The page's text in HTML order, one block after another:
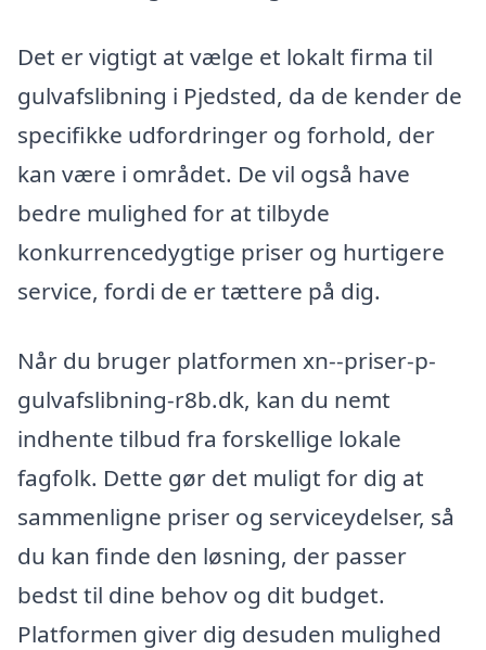
Det er vigtigt at vælge et lokalt firma til
gulvafslibning i Pjedsted, da de kender de
specifikke udfordringer og forhold, der
kan være i området. De vil også have
bedre mulighed for at tilbyde
konkurrencedygtige priser og hurtigere
service, fordi de er tættere på dig.
Når du bruger platformen xn--priser-p-
gulvafslibning-r8b.dk, kan du nemt
indhente tilbud fra forskellige lokale
fagfolk. Dette gør det muligt for dig at
sammenligne priser og serviceydelser, så
du kan finde den løsning, der passer
bedst til dine behov og dit budget.
Platformen giver dig desuden mulighed